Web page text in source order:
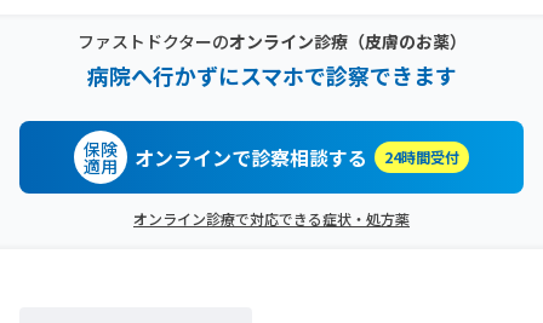
ファストドクターのオンライン診療（皮膚のお薬）
病院へ行かずにスマホで診察できます
保険
適用 オンラインで診察相談する 24時間受付
オンライン診療で対応できる症状・処方薬